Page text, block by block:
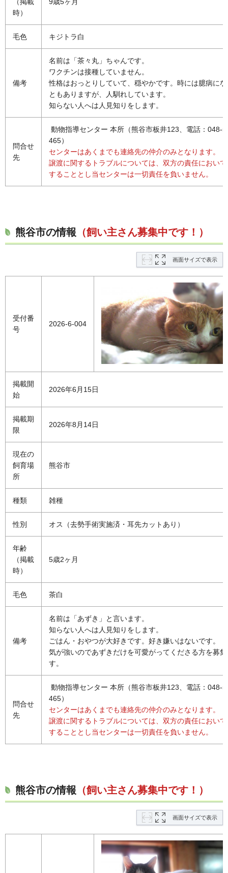
時）
毛色 キジトラ白
備考
名前は「茶々丸」ちゃんです。
ワクチンは接種していません。
性格はおっとりしていて、穏やかです。時には臆病に
ともありますが、人馴れしています。
知らない人へは人見知りをします。
問合せ
先
動物指導センター 本所（熊谷市板井123、電話：048-
465）
センターはあくまでも連絡先の仲介のみとなります。
譲渡に関するトラブルについては、双方の責任におい
することとし当センターは一切責任を負いません。
熊谷市の情報 （飼い主さん募集中です！）
画面サイズで表示
受付番
号
2026-6-004
掲載開
始
2026年6月15日
掲載期
限
2026年8月14日
現在の
飼育場
所
熊谷市
種類 雑種
性別 オス（去勢手術実施済・耳先カットあり）
年齢
（掲載
時）
5歳2ヶ月
毛色 茶白
備考
名前は「あずき」と言います。
知らない人へは人見知りをします。
ごはん・おやつが大好きです。好き嫌いはないです。
気が強いのであずきだけを可愛がってくださる方を募
す。
問合せ
先
動物指導センター 本所（熊谷市板井123、電話：048-
465）
センターはあくまでも連絡先の仲介のみとなります。
譲渡に関するトラブルについては、双方の責任におい
することとし当センターは一切責任を負いません。
熊谷市の情報 （飼い主さん募集中です！）
画面サイズで表示